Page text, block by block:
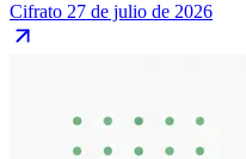
Cifrato 27 de julio de 2026